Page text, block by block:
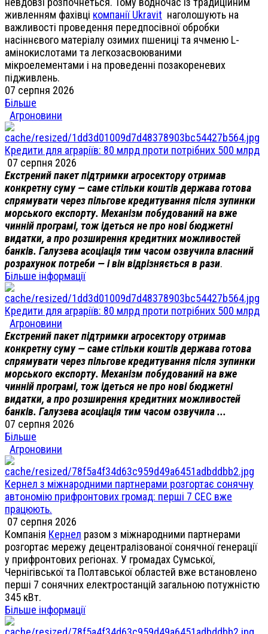
живленням фахівці компанії Ukravit наголошують на
важливості проведення передпосівної обробки
насіннєвого матеріалу озимих пшениці та ячменю L-
амінокислотами та легкозасвоюваними
мікроелементами і на проведенні позакореневих
підживлень.
07 серпня 2026
Більше
Агроновини
Кредити для аграріїв: 80 млрд проти потрібних 500 млрд
07 серпня 2026
Екстрений пакет підтримки агросектору отримав
конкретну суму — саме стільки коштів держава готова
спрямувати через пільгове кредитування після зупинки
морського експорту. Механізм побудований на вже
чинній програмі, тож ідеться не про нові бюджетні
видатки, а про розширення кредитних можливостей
банків. Галузева асоціація тим часом озвучила власний
розрахунок потреби — і він відрізняється в рази.
Більше інформації
Кредити для аграріїв: 80 млрд проти потрібних 500 млрд
Агроновини
Екстрений пакет підтримки агросектору отримав
конкретну суму — саме стільки коштів держава готова
спрямувати через пільгове кредитування після зупинки
морського експорту. Механізм побудований на вже
чинній програмі, тож ідеться не про нові бюджетні
видатки, а про розширення кредитних можливостей
банків. Галузева асоціація тим часом озвучила ...
07 серпня 2026
Більше
Агроновини
Кернел з міжнародними партнерами розгортає сонячну
автономію прифронтових громад: перші 7 СЕС вже
працюють.
07 серпня 2026
Компанія Кернел разом з міжнародними партнерами
розгортає мережу децентралізованої сонячної генерації
у прифронтових регіонах. У громадах Сумської,
Чернігівської та Полтавської областей вже встановлено
перші 7 сонячних електростанцій загальною потужністю
345 кВт.
Більше інформації